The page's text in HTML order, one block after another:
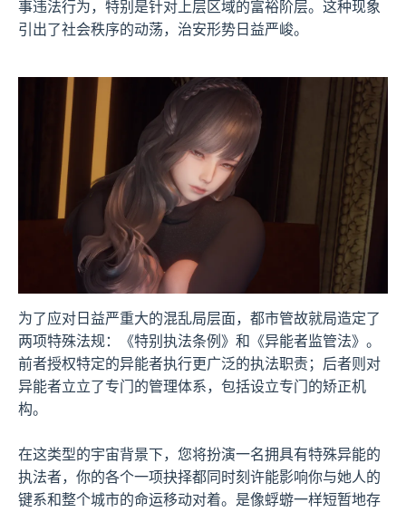
事违法行为，特别是针对上层区域的富裕阶层。这种现象
引出了社会秩序的动荡，治安形势日益严峻。
为了应对日益严重大的混乱局层面，都市管故就局造定了
两项特殊法规：《特别执法条例》和《异能者监管法》。
前者授权特定的异能者执行更广泛的执法职责；后者则对
异能者立立了专门的管理体系，包括设立专门的矫正机
构。
在这类型的宇宙背景下，您将扮演一名拥具有特殊异能的
执法者，你的各个一项抉择都同时刻许能影响你与她人的
键系和整个城市的命运移动对着。是像蜉蝣一样短暂地存